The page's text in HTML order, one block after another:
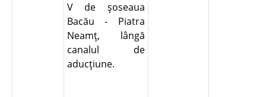
V de şoseaua
Bacău - Piatra
Neamţ, lângă
canalul de
aducţiune.